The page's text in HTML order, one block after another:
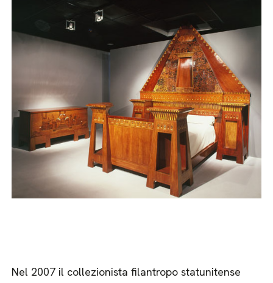
Nel 2007 il collezionista filantropo statunitense